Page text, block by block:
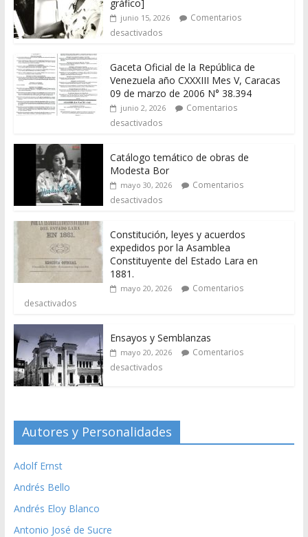
gráfico]
junio 15, 2026
Comentarios
desactivados
Gaceta Oficial de la República de
Venezuela año CXXXIII Mes V, Caracas
09 de marzo de 2006 N° 38.394
junio 2, 2026
Comentarios
desactivados
Catálogo temático de obras de
Modesta Bor
mayo 30, 2026
Comentarios
desactivados
Constitución, leyes y acuerdos
expedidos por la Asamblea
Constituyente del Estado Lara en
1881.
mayo 20, 2026
Comentarios
desactivados
Ensayos y Semblanzas
mayo 20, 2026
Comentarios
desactivados
Autores y Personalidades
Adolf Ernst
Andrés Bello
Andrés Eloy Blanco
Antonio José de Sucre